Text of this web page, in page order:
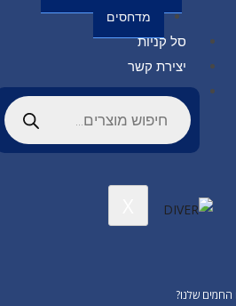
מדחסים
סל קניות
יצירת קשר
שלנו?